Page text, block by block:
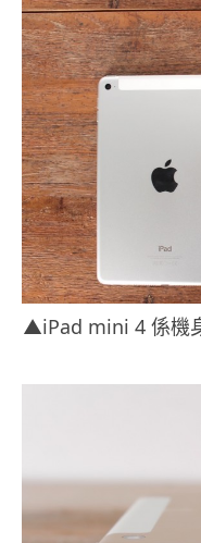
▲iPad mini 4 係機